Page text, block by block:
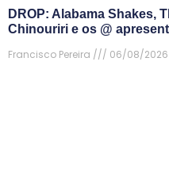
DROP: Alabama Shakes,
Chinouriri e os @
Francisco Pereira
06/08/2026